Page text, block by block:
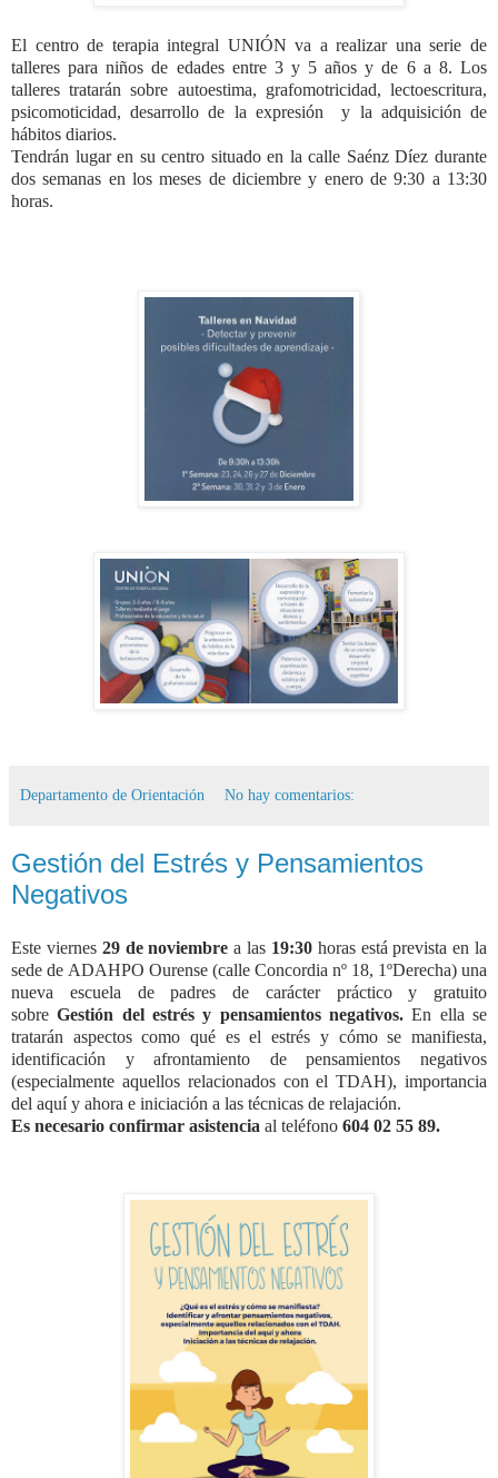
El centro de terapia integral UNIÓN va a realizar una serie de
talleres para niños de edades entre 3 y 5 años y de 6 a 8. Los
talleres tratarán sobre autoestima, grafomotricidad, lectoescritura,
psicomoticidad, desarrollo de la expresión y la adquisición de
hábitos diarios.
Tendrán lugar en su centro situado en la calle Saénz Díez durante
dos semanas en los meses de diciembre y enero de 9:30 a 13:30
horas.
Departamento de Orientación No hay comentarios:
Gestión del Estrés y Pensamientos
Negativos
Este viernes 29 denoviembre a las 19:30horas está prevista en la
sede de ADAHPO Ourense (calle Concordia nº 18, 1ºDerecha) una
nueva
escuela de padres de carácter práctico y gratuito
sobreGestión del estrés y pensamientos negativos.En ella se
tratarán aspectos como qué es el estrés y cómo se manifiesta,
identificación y afrontamiento de pensamientos negativos
(especialmente aquellos relacionados con el TDAH), importancia
del aquí y ahora e iniciación a las técnicas de relajación.
Es necesario confirmar asistencia al teléfono 604 02 55 89.